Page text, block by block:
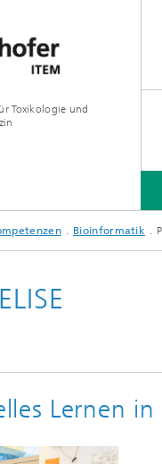
Toxikologie und
Bioinformatik
Lernen